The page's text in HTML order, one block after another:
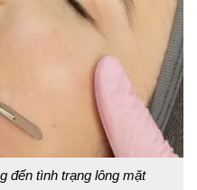
đến tình trạng lông mặt